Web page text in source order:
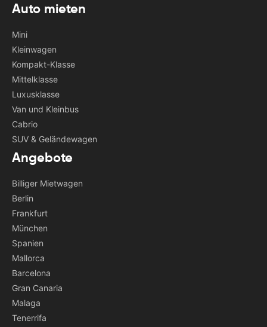
Auto mieten
Mini
Kleinwagen
Kompakt-Klasse
Mittelklasse
Luxusklasse
Van und Kleinbus
Cabrio
SUV & Geländewagen
Angebote
Billiger Mietwagen
Berlin
Frankfurt
München
Spanien
Mallorca
Barcelona
Gran Canaria
Malaga
Tenerrifa